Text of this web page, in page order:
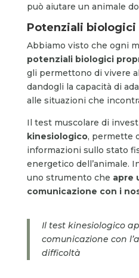
può aiutare un animale
Potenziali biologici
Abbiamo visto che ogni
potenziali biologici
gli permettono di vivere
dandogli la capacità di
alle situazioni che
Il test muscolare di
kinesiologico, permette
informazioni sullo stato
energetico dell’animale.
uno strumento che apre
comunicazione con i
Il test kinesiologico
comunicazione con
difficoltà